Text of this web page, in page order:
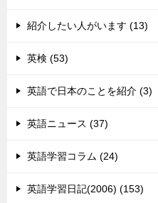
紹介したい人がいます (13)
英検 (53)
英語で日本のことを紹介 (3)
英語ニュース (37)
英語学習コラム (24)
英語学習日記(2006) (153)